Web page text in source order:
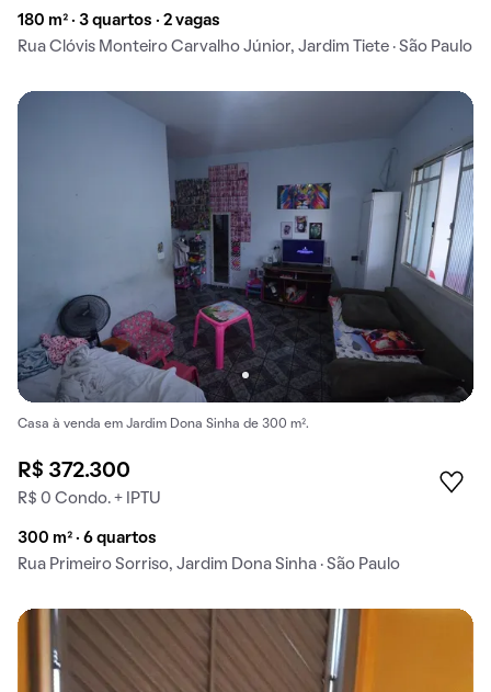
180 m² · 3 quartos · 2 vagas
Rua Clóvis Monteiro Carvalho Júnior, Jardim Tiete · São Paulo
Casa à venda em Jardim Dona Sinha de 300 m².
R$ 372.300
R$ 0 Condo. + IPTU
300 m² · 6 quartos
Rua Primeiro Sorriso, Jardim Dona Sinha · São Paulo